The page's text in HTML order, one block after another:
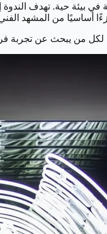
في بيئة حية. تهدف
أساسيًا من المشهد
لكل من يبحث عن تجربة